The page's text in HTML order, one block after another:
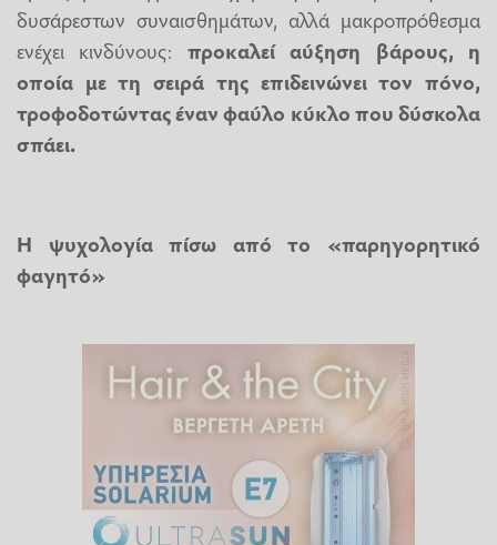
δυσάρεστων συναισθημάτων, αλλά μακροπρόθεσμα
ενέχει κινδύνους: προκαλεί αύξηση βάρους, η
οποία με τη σειρά της επιδεινώνει τον πόνο,
τροφοδοτώντας έναν φαύλο κύκλο που δύσκολα
σπάει.
Η ψυχολογία πίσω από το «παρηγορητικό
φαγητό»